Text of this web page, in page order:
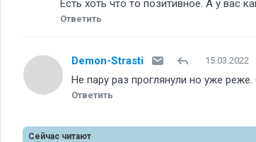
Есть хоть что то позитивное. А у вас
Ответить
Demon-Strasti 15.03.2022
Не пару раз проглянули но уже
Ответить
Сейчас читают